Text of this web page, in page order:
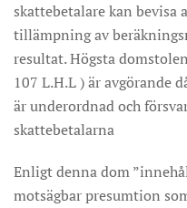
skattebetalare kan bevisa
tillämpning av
resultat. Högsta
107 L.H.L ) är avgörande
är underordnad och
skattebetalarna
Enligt denna dom
motsägbar presumtion